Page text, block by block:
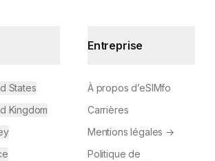
States
Kingdom
Entreprise
À propos d’eSIMfo
Carrières
Mentions légales →
Politique de